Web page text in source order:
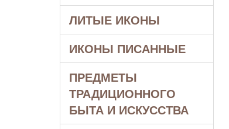
ЛИТЫЕ ИКОНЫ
ИКОНЫ ПИСАННЫЕ
ПРЕДМЕТЫ
ТРАДИЦИОННОГО
БЫТА И ИСКУССТВА